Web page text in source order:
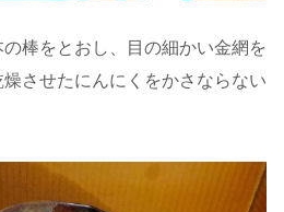
棒をとおし、目の細かい金網を
させたにんにくをかさならない